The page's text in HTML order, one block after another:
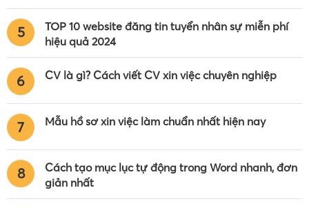
5
TOP 10 website đăng tin tuyển nhân sự miễn phí
hiệu quả 2024
6 CV là gì? Cách viết CV xin việc chuyên nghiệp
7 Mẫu hồ sơ xin việc làm chuẩn nhất hiện nay
8
Cách tạo mục lục tự động trong Word nhanh, đơn
giản nhất